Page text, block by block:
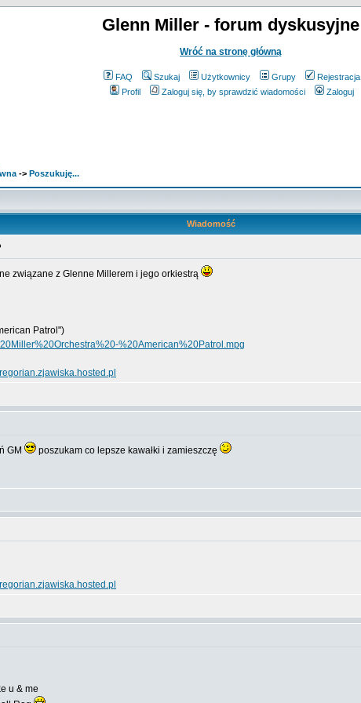
Glenn Miller - forum dyskusyjne
Wróć na stronę główną
FAQ Szukaj Użytkownicy Grupy
Rejestracja
Profil
Zaloguj się, by sprawdzić wiadomości Zaloguj
-> Poszukuję...
Wiadomość
związane z Glenne Millerem i jego orkiestrą
Patrol")
%20American%20Patrol.mpg
GM
poszukam co lepsze kawałki i zamieszczę
u & me